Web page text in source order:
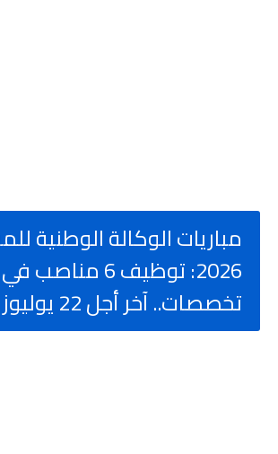
مباريات الوكالة الوطنية
2026: توظيف 6
تخصصات.. آخر أجل 22 يوليوز 2026